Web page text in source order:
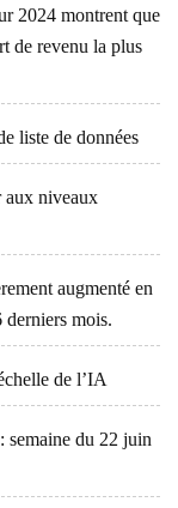
2024 montrent que
de revenu la plus
liste de données
aux niveaux
augmenté en
derniers mois.
de l’IA
semaine du 22 juin